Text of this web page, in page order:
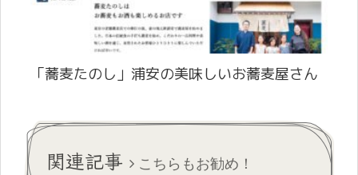
「蕎麦たのし」浦安の美味しいお蕎麦屋さん
関連記事 こちらもお勧め！